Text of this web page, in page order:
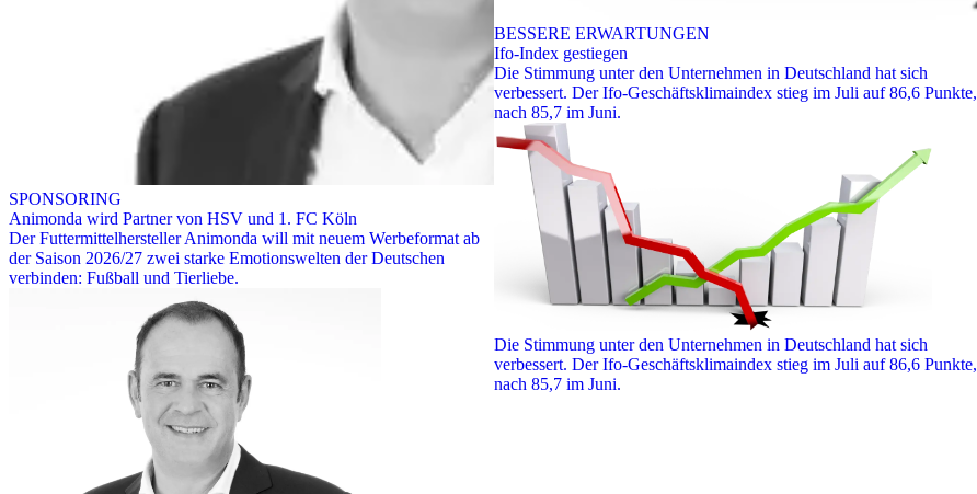
SPONSORING
Animonda wird Partner von HSV und 1. FC Köln
Der Futtermittelhersteller Animonda will mit neuem Werbeformat ab
der Saison 2026/27 zwei starke Emotionswelten der Deutschen
verbinden: Fußball und Tierliebe.
BESSERE ERWARTUNGEN
Ifo-Index gestiegen
Die Stimmung unter den Unternehmen in Deutschland hat sich
verbessert. Der Ifo-Geschäftsklimaindex stieg im Juli auf 86,6 Punkte,
nach 85,7 im Juni.
Die Stimmung unter den Unternehmen in Deutschland hat sich
verbessert. Der Ifo-Geschäftsklimaindex stieg im Juli auf 86,6 Punkte,
nach 85,7 im Juni.